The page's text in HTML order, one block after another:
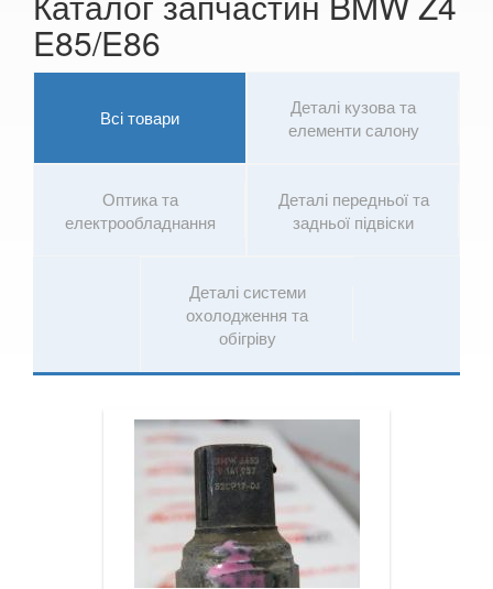
7 Series G11/G12
8 Series G14/G15/G16
i3 l01
i8 l12/l15
X1 I E84
X3M III F97
E85/E86
Всі товари
Деталі кузова та
елементи салону
Оптика та
електрообладнання
Деталі передньої та
задньої підвіски
Деталі системи
охолодження та
обігріву